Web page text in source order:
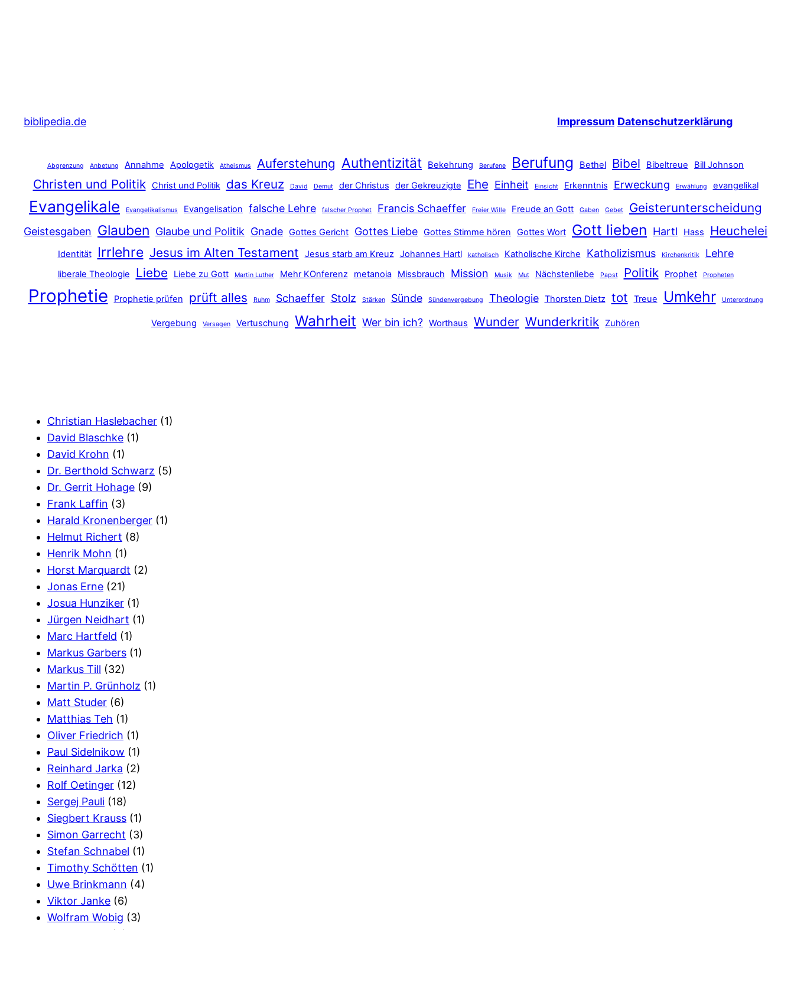
biblipedia.de Impressum Datenschutzerklärung
Abgrenzung Anbetung Annahme Apologetik Atheismus Auferstehung Authentizität Bekehrung Berufene Berufung Bethel Bibel Bibeltreue Bill Johnson
Christen und Politik Christ und Politik das Kreuz David Demut der Christus der Gekreuzigte Ehe Einheit Einsicht Erkenntnis Erweckung Erwählung evangelikal
Evangelikale Evangelikalismus Evangelisation falsche Lehre falscher Prophet Francis Schaeffer Freier Wille Freude an Gott Gaben Gebet Geisterunterscheidung
Geistesgaben Glauben Glaube und Politik Gnade Gottes Gericht Gottes Liebe Gottes Stimme hören Gottes Wort Gott lieben Hartl Hass Heuchelei
Identität Irrlehre Jesus im Alten Testament Jesus starb am Kreuz Johannes Hartl katholisch Katholische Kirche Katholizismus Kirchenkritik Lehre
liberale Theologie Liebe Liebe zu Gott Martin Luther Mehr KOnferenz metanoia Missbrauch Mission Musik Mut Nächstenliebe Papst Politik Prophet Propheten
Prophetie Prophetie prüfen prüft alles Ruhm Schaeffer Stolz Stärken Sünde Sündenvergebung Theologie Thorsten Dietz tot Treue Umkehr Unterordnung
Vergebung Versagen Vertuschung Wahrheit Wer bin ich? Worthaus Wunder Wunderkritik Zuhören
Christian Haslebacher (1)
David Blaschke (1)
David Krohn (1)
Dr. Berthold Schwarz (5)
Dr. Gerrit Hohage (9)
Frank Laffin (3)
Harald Kronenberger (1)
Helmut Richert (8)
Henrik Mohn (1)
Horst Marquardt (2)
Jonas Erne (21)
Josua Hunziker (1)
Jürgen Neidhart (1)
Marc Hartfeld (1)
Markus Garbers (1)
Markus Till (32)
Martin P. Grünholz (1)
Matt Studer (6)
Matthias Teh (1)
Oliver Friedrich (1)
Paul Sidelnikow (1)
Reinhard Jarka (2)
Rolf Oetinger (12)
Sergej Pauli (18)
Siegbert Krauss (1)
Simon Garrecht (3)
Stefan Schnabel (1)
Timothy Schötten (1)
Uwe Brinkmann (4)
Viktor Janke (6)
Wolfram Wobig (3)
(2)